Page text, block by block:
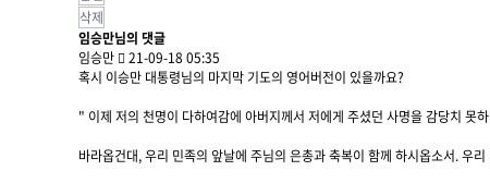
삭제
임승만님의 댓글
임승만
21-09-18 05:35
혹시 이승만 대통령님의 마지막 기도의 영어버전이 있을까요?
" 이제 저의 천명이 다하여감에 아버지께서 저에게 주셨던 사명을 감당치 못
바라옵건대, 우리 민족의 앞날에 주님의 은총과 축복이 함께 하시옵소서. 우